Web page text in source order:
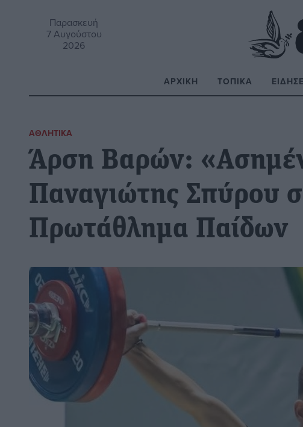
Παρασκευή
7 Αυγούστου
2026
ΑΡΧΙΚΉ ΤΟΠΙΚΆ
ΑΘΛΗΤΙΚΆ
Άρση Βαρών:
Παναγιώτης Σπύρου
Πρωτάθλημα Παίδων